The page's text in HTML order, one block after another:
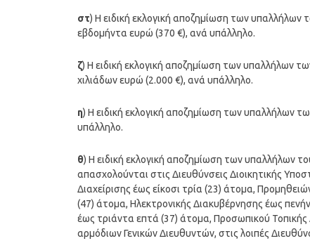
στ) Η ειδική εκλογική αποζημίωση των
εβδομήντα ευρώ (370 €), ανά υπάλληλο.
ζ) Η ειδική εκλογική αποζημίωση των υπαλλήλων
χιλιάδων ευρώ (2.000 €), ανά υπάλληλο.
η) Η ειδική εκλογική αποζημίωση των υπαλλήλων
υπάλληλο.
θ) Η ειδική εκλογική αποζημίωση των υπαλλήλων
απασχολούνται στις Διευθύνσεις Διοικητικής
Διαχείρισης έως είκοσι τρία (23) άτομα,
(47) άτομα, Ηλεκτρονικής Διακυβέρνησης έως
έως τριάντα επτά (37) άτομα, Προσωπικού
αρμόδιων Γενικών Διευθυντών, στις λοιπές